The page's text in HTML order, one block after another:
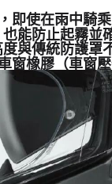
即使在雨中騎
能防止起霧並
度與傳統防護罩
窗橡膠（車窗